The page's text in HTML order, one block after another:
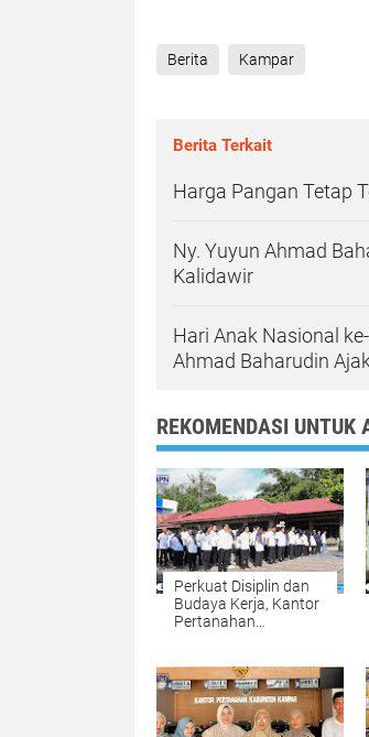
Berita Kampar
Berita Terkait
Harga Pangan Tetap
Ny. Yuyun Ahmad
Kalidawir
Hari Anak Nasional
Ahmad Baharudin
REKOMENDASI UNTUK
Perkuat Disiplin dan
Budaya Kerja, Kantor
Pertanahan
sebagai Wujud
Komitmen
Meningkatkan
Kualitas Pelayanan